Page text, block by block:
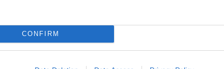
CONFIRM
κατά τη διάρκεια της τηλεφωνικής
κρατών (...) και θα προσπαθήσουν
στη βάση της ισότητας, του σεβασμού
Λιν Τζιαν, εκπρόσωπος του υπουργείου